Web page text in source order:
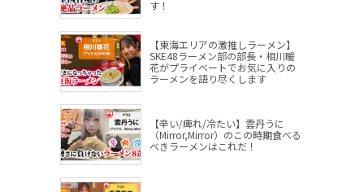
す！
【東海エリアの激推しラーメン】
SKE48ラーメン部の部長・相川暖
花がプライベートでお気に入りの
ラーメンを語り尽くします
【辛い/痺れ/冷たい】雲丹うに
（Mirror,Mirror）のこの時期食べる
べきラーメンはこれだ！